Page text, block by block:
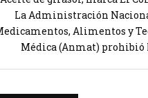
La Administración
Alimentos y
Médica (Anmat) prohibió